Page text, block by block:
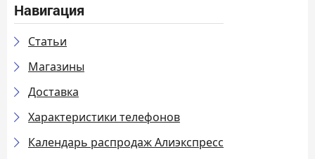
Навигация
Статьи
Магазины
Доставка
Характеристики телефонов
Календарь распродаж Алиэкспресс